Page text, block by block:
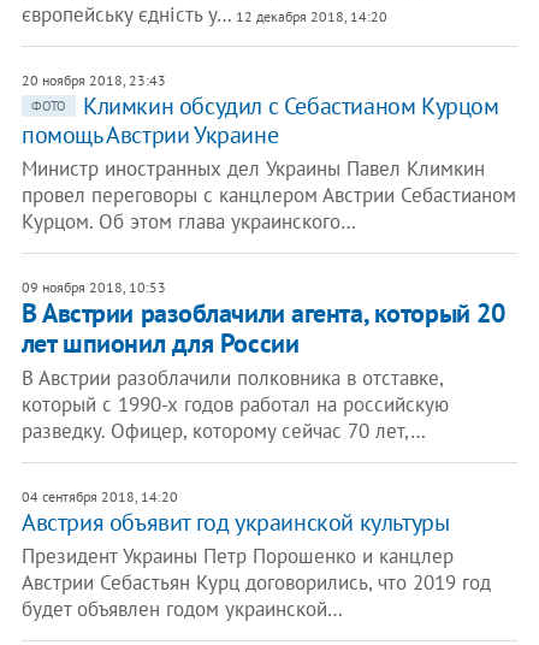
європейську єдність у… 12 декабря 2018, 14:20
20 ноября 2018, 23:43
ФОТО
Климкин обсудил с Себастианом Курцом
помощь Австрии Украине
Министр иностранных дел Украины Павел Климкин
провел переговоры с канцлером Австрии Себастианом
Курцом. Об этом глава украинского…
09 ноября 2018, 10:53
В Австрии разоблачили агента, который 20
лет шпионил для России
В Австрии разоблачили полковника в отставке,
который с 1990-х годов работал на российскую
разведку. Офицер, которому сейчас 70 лет,…
04 сентября 2018, 14:20
Австрия объявит год украинской культуры
Президент Украины Петр Порошенко и канцлер
Австрии Себастьян Курц договорились, что 2019 год
будет объявлен годом украинской…